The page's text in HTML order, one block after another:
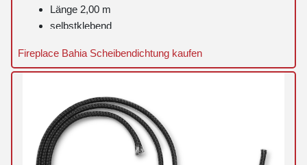
Länge 2,00 m
selbstklebend
Fireplace Bahia Scheibendichtung kaufen